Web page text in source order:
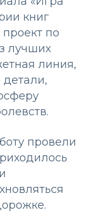
книг
по
лучших
линия,
провели